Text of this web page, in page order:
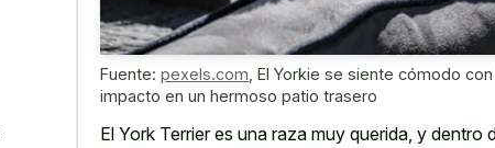
Fuente: pexels.com El Yorkie se siente cómodo
impacto en un hermoso patio trasero
El York Terrier es una raza muy querida, y dentro